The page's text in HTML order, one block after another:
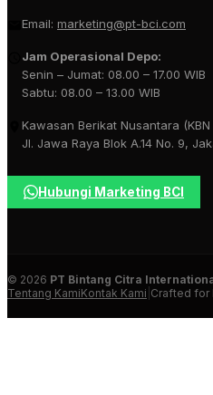
Email: marketing@pt-bci.com
Jam Operasional Depo:
Senin – Jumat: 08.00 – 17.00 WIB
Sabtu: 08.00 – 13.00 WIB
Kawasan Berikat Nusantara
Jl. Jawa Raya Blok A.14 No. 9,
Hubungi Marketing BCI
© 2026 PT Bintang Citra
Tentang KamiKontak Kami Crafted for